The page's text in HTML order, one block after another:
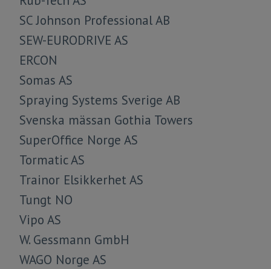
SC Johnson Professional AB
SEW-EURODRIVE AS
ERCON
Somas AS
Spraying Systems Sverige AB
Svenska mässan Gothia Towers
SuperOffice Norge AS
Tormatic AS
Trainor Elsikkerhet AS
Tungt NO
Vipo AS
W. Gessmann GmbH
WAGO Norge AS